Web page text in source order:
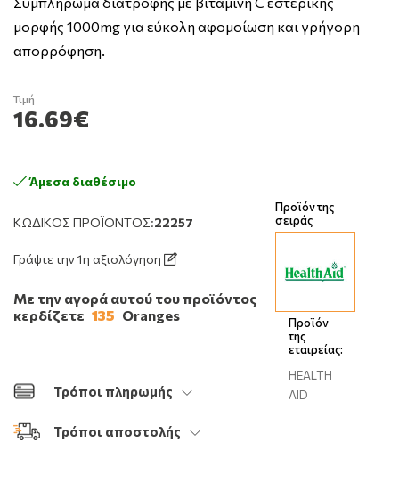
μορφής 1000mg για εύκολη αφομοίωση και γρήγορη
απορρόφηση.
ΚΩΔΙΚΌΣ ΠΡΟΪΌΝΤΟΣ:22257
Γράψτε την 1η αξιολόγηση
Άμεσα διαθέσιμο
Τιμή
16.69€
Με την αγορά αυτού του προϊόντος
κερδίζετε 135 Oranges
Τρόποι πληρωμής
Τρόποι αποστολής
Προϊόν της
σειράς
Προϊόν
της
εταιρείας:
HEALTH
AID